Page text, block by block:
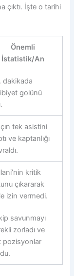
çıktı. İşte o tarihi
Önemli
İstatistik/An
dakikada
golünü
tek asistini
ve kaptanlığı
kritik
çıkararak
izin vermedi.
savunmayı
zorladı ve
pozisyonlar